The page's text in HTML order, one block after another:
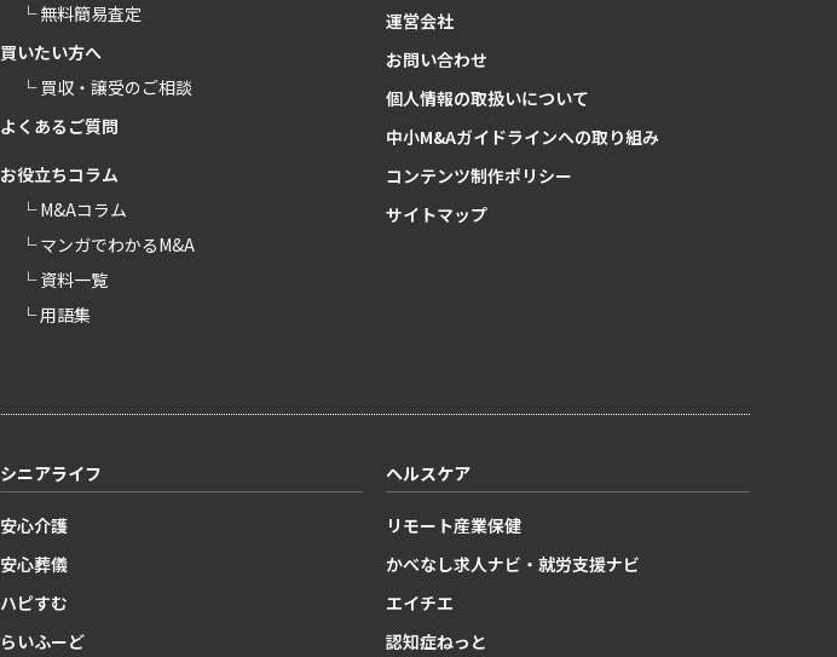
└ 無料簡易査定
買いたい方へ
└ 買収・譲受のご相談
よくあるご質問
お役立ちコラム
└ M&Aコラム
└ マンガでわかるM&A
└ 資料一覧
└ 用語集
運営会社
お問い合わせ
個人情報の取扱いについて
中小M&Aガイドラインへの取り組み
コンテンツ制作ポリシー
サイトマップ
シニアライフ
安心介護
安心葬儀
ハピすむ
らいふーど
ヘルスケア
リモート産業保健
かべなし求人ナビ・就労支援ナビ
エイチエ
認知症ねっと